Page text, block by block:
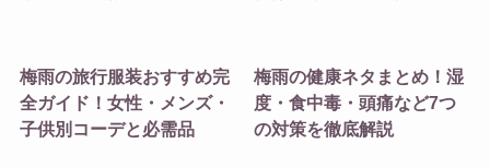
梅雨の旅行服装おすすめ完
全ガイド！女性・メンズ・
子供別コーデと必需品
梅雨の健康ネタまとめ！湿
度・食中毒・頭痛など7つ
の対策を徹底解説